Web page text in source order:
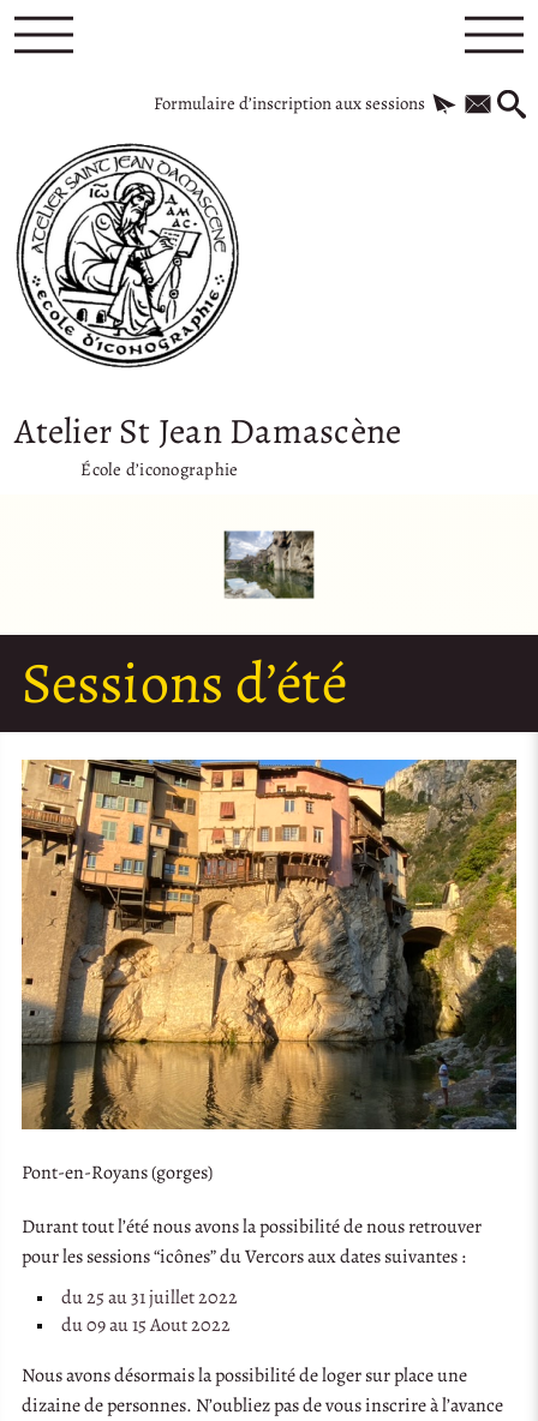
Formulaire d’inscription aux sessions
Atelier St Jean Damascène
École d’iconographie
Sessions d’été
Pont-en-Royans (gorges)
Durant tout l’été nous avons la possibilité de nous retrouver
pour les sessions “icônes” du Vercors aux dates suivantes :
du 25 au 31 juillet 2022
du 09 au 15 Aout 2022
Nous avons désormais la possibilité de loger sur place une
dizaine de personnes. N’oubliez pas de vous inscrire à l’avance